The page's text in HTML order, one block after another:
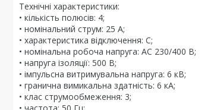
Технічні характеристики:
• кількість полюсів: 4;
• номінальний струм: 25 А;
• характеристика відключення: C;
• номінальна робоча напруга: AC 230/400 В;
• напруга ізоляції: 500 В;
• імпульсна витримувальна напруга: 6 кВ;
• гранична вимикальна здатність: 6 кА;
• клас струмообмеження: 3;